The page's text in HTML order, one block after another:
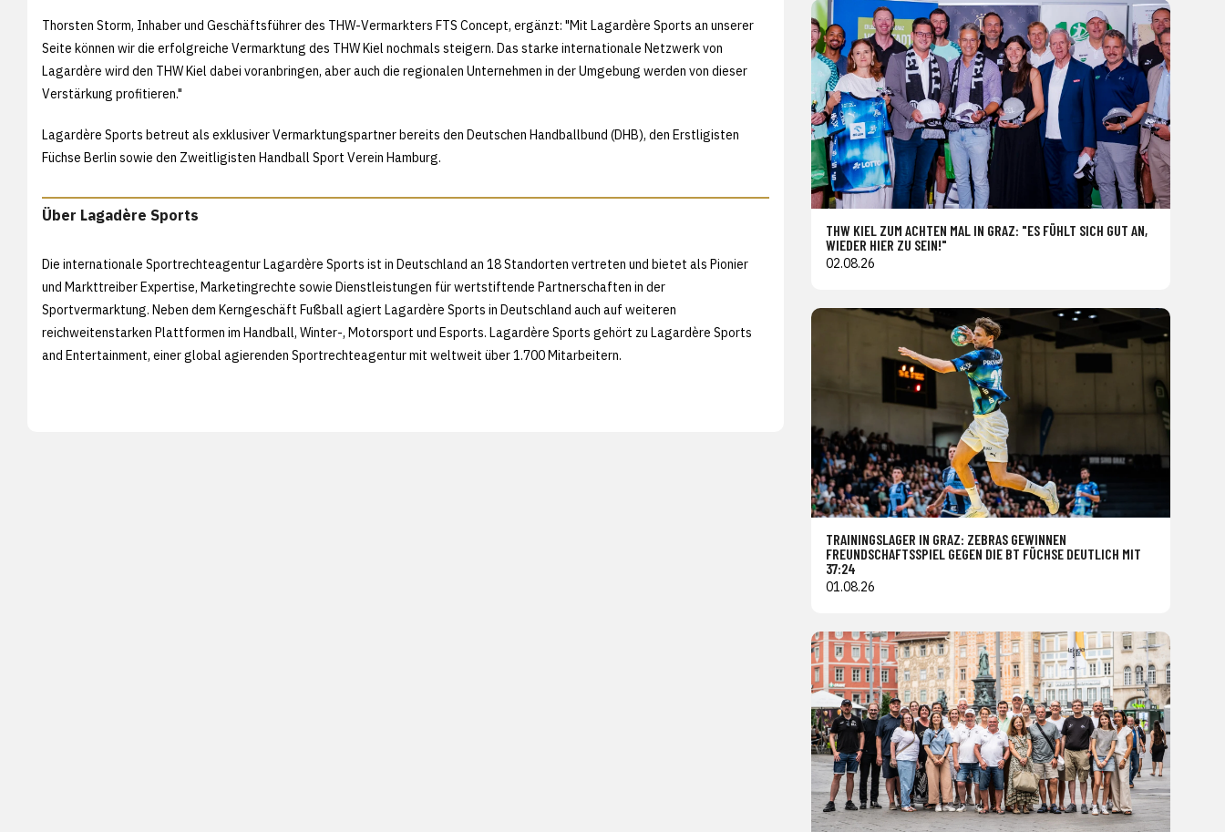
Thorsten Storm, Inhaber und Geschäftsführer des THW-Vermarkters FTS Concept, ergänzt: "Mit Lagardère Sports an unserer
Seite können wir die erfolgreiche Vermarktung des THW Kiel nochmals steigern. Das starke internationale Netzwerk von
Lagardère wird den THW Kiel dabei voranbringen, aber auch die regionalen Unternehmen in der Umgebung werden von dieser
Verstärkung profitieren."
Lagardère Sports betreut als exklusiver Vermarktungspartner bereits den Deutschen Handballbund (DHB), den Erstligisten
Füchse Berlin sowie den Zweitligisten Handball Sport Verein Hamburg.
Über Lagadère Sports
Die internationale Sportrechteagentur Lagardère Sports ist in Deutschland an 18 Standorten vertreten und bietet als Pionier
und Markttreiber Expertise, Marketingrechte sowie Dienstleistungen für wertstiftende Partnerschaften in der
Sportvermarktung. Neben dem Kerngeschäft Fußball agiert Lagardère Sports in Deutschland auch auf weiteren
reichweitenstarken Plattformen im Handball, Winter-, Motorsport und Esports. Lagardère Sports gehört zu Lagardère Sports
and Entertainment, einer global agierenden Sportrechteagentur mit weltweit über 1.700 Mitarbeitern.
THW KIEL ZUM ACHTEN MAL IN GRAZ: "ES FÜHLT SICH GUT AN,
WIEDER HIER ZU SEIN!"
02.08.26
TRAININGSLAGER IN GRAZ: ZEBRAS GEWINNEN
FREUNDSCHAFTSSPIEL GEGEN DIE BT FÜCHSE DEUTLICH MIT
37:24
01.08.26